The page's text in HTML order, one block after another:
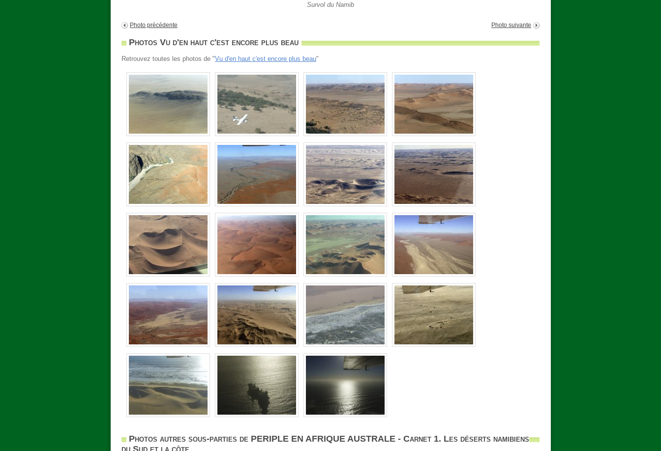
Survol du Namib
Photo précédente Photo suivante
Photos Vu d'en haut c'est encore plus beau
Retrouvez toutes les photos de "Vu d'en haut c'est encore plus beau"
Photos autres sous-parties de PERIPLE EN AFRIQUE AUSTRALE - Carnet 1. Les déserts namibiens
du Sud et la côte